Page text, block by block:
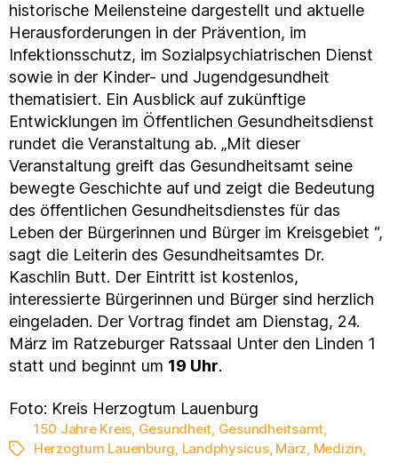
historische Meilensteine dargestellt und aktuelle
Herausforderungen in der Prävention, im
Infektionsschutz, im Sozialpsychiatrischen Dienst
sowie in der Kinder- und Jugendgesundheit
thematisiert. Ein Ausblick auf zukünftige
Entwicklungen im Öffentlichen Gesundheitsdienst
rundet die Veranstaltung ab. „Mit dieser
Veranstaltung greift das Gesundheitsamt seine
bewegte Geschichte auf und zeigt die Bedeutung
des öffentlichen Gesundheitsdienstes für das
Leben der Bürgerinnen und Bürger im Kreisgebiet “,
sagt die Leiterin des Gesundheitsamtes Dr.
Kaschlin Butt. Der Eintritt ist kostenlos,
interessierte Bürgerinnen und Bürger sind herzlich
eingeladen. Der Vortrag findet am Dienstag, 24.
März im Ratzeburger Ratssaal Unter den Linden 1
statt und beginnt um 19 Uhr.
Foto: Kreis Herzogtum Lauenburg
Schlagwörter
150 Jahre Kreis, Gesundheit, Gesundheitsamt,
Herzogtum Lauenburg, Landphysicus, März, Medizin,